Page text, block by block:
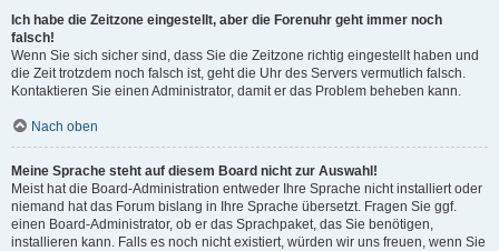
Ich habe die Zeitzone eingestellt, aber die Forenuhr geht immer noch
falsch!
Wenn Sie sich sicher sind, dass Sie die Zeitzone richtig eingestellt haben und
die Zeit trotzdem noch falsch ist, geht die Uhr des Servers vermutlich falsch.
Kontaktieren Sie einen Administrator, damit er das Problem beheben kann.
Nach oben
Meine Sprache steht auf diesem Board nicht zur Auswahl!
Meist hat die Board-Administration entweder Ihre Sprache nicht installiert oder
niemand hat das Forum bislang in Ihre Sprache übersetzt. Fragen Sie ggf.
einen Board-Administrator, ob er das Sprachpaket, das Sie benötigen,
installieren kann. Falls es noch nicht existiert, würden wir uns freuen, wenn Sie